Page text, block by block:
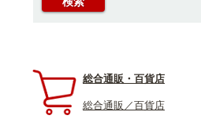
総合通販・百貨店
総合通販／百貨店